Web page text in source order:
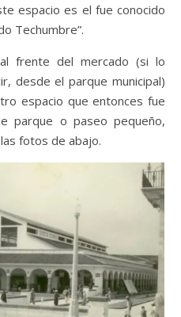
espacio es el fue conocido
Techumbre”.
frente del mercado (si lo
desde el parque municipal)
espacio que entonces fue
parque o paseo pequeño,
fotos de abajo.